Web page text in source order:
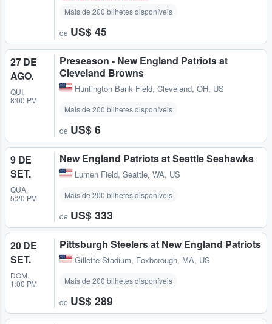
Mais de 200 bilhetes disponíveis
de US$ 45
27 DE
AGO.
QUI.
8:00 PM
Preseason - New England Patriots at
Cleveland Browns
Huntington Bank Field, Cleveland, OH, US
Mais de 200 bilhetes disponíveis
de US$ 6
9 DE
SET.
QUA.
5:20 PM
New England Patriots at Seattle Seahawks
Lumen Field, Seattle, WA, US
Mais de 200 bilhetes disponíveis
de US$ 333
20 DE
SET.
DOM.
1:00 PM
Pittsburgh Steelers at New England Patriots
Gillette Stadium, Foxborough, MA, US
Mais de 200 bilhetes disponíveis
de US$ 289